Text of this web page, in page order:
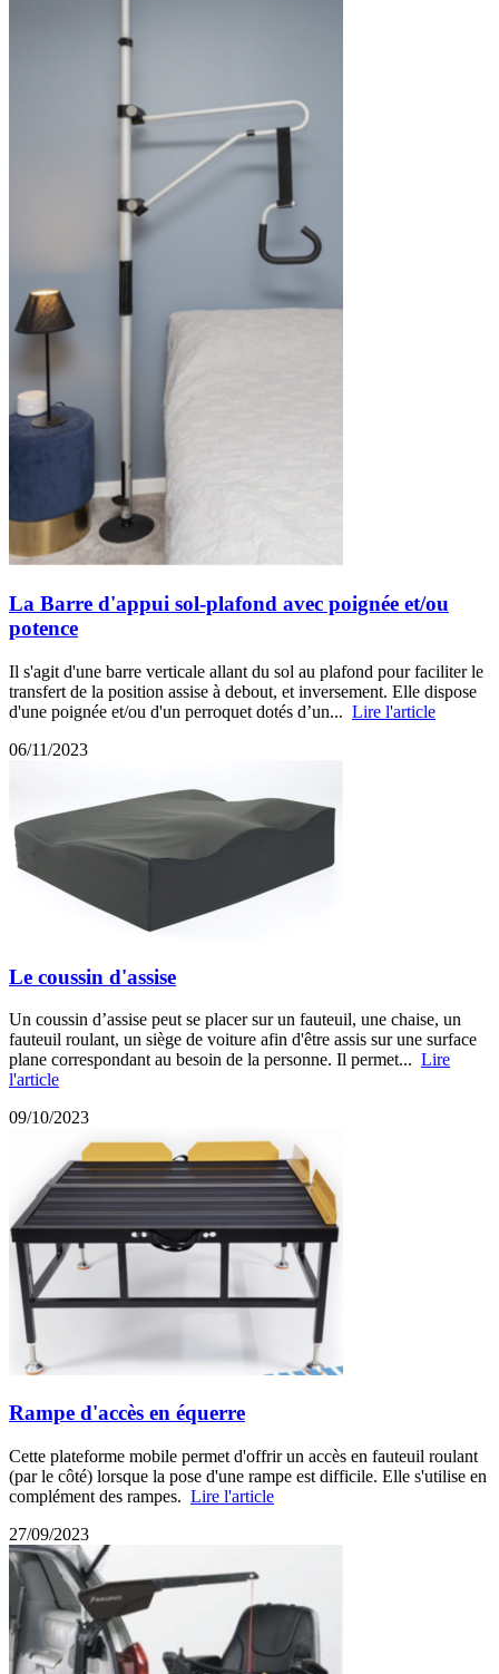
La Barre d'appui sol-plafond avec poignée et/ou
potence
Il s'agit d'une barre verticale allant du sol au plafond pour faciliter le
transfert de la position assise à debout, et inversement. Elle dispose
d'une poignée et/ou d'un perroquet dotés d’un... Lire l'article
06/11/2023
Le coussin d'assise
Un coussin d’assise peut se placer sur un fauteuil, une chaise, un
fauteuil roulant, un siège de voiture afin d'être assis sur une surface
plane correspondant au besoin de la personne. Il permet... Lire
l'article
09/10/2023
Rampe d'accès en équerre
Cette plateforme mobile permet d'offrir un accès en fauteuil roulant
(par le côté) lorsque la pose d'une rampe est difficile. Elle s'utilise en
complément des rampes. Lire l'article
27/09/2023